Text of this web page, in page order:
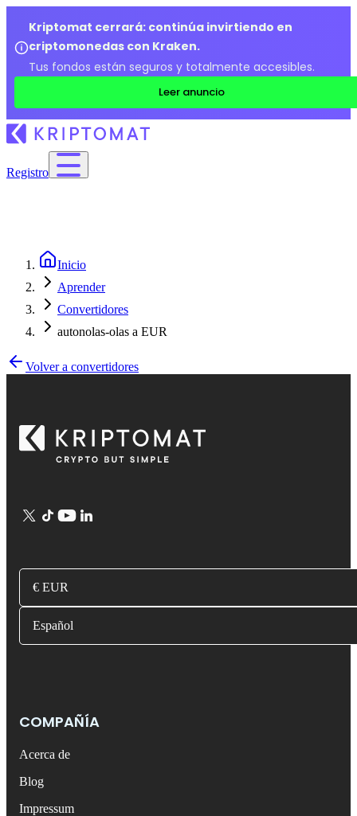
Kriptomat cerrará: continúa invirtiendo en
criptomonedas con Kraken.
Tus fondos están seguros y totalmente accesibles.
Leer anuncio
Registro
Inicio
Aprender
Convertidores
autonolas-olas a EUR
Volver a convertidores
€ EUR
Español
COMPAÑÍA
Acerca de
Blog
Impressum